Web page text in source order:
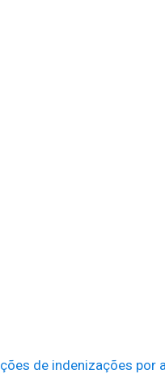
de indenizações por